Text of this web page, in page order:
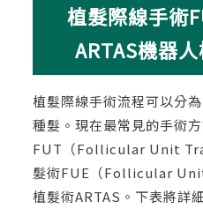
植髮際線手術
ARTAS機器
植髮際線手術流程可以分
種髮。現在最常見的手術
FUT（Follicular Unit
髮術FUE（Follicular
植髮術ARTAS。下表將詳